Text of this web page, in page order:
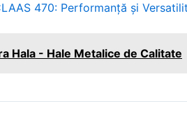
470: Performanță și
Hala - Hale Metalice de Calitate